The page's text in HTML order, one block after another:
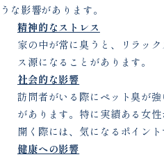
うな影響があります。
精神的なストレス
家の中が常に臭うと、リラッ
ス源になることがあります。
社会的な影響
訪問者がいる際にペット臭が
があります。特に実績ある女
開く際には、気になるポイント
健康への影響